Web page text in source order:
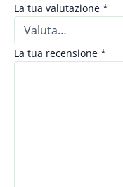
La tua valutazione *
La tua recensione *